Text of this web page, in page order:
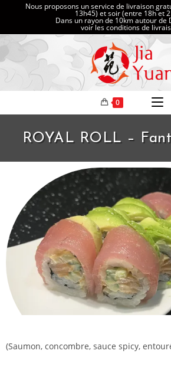
Nous proposons un service de livraison
13h45) et soir (entre 18h et
Dans un rayon de 10km autour de
voir les conditions de
0
ROYAL ROLL –
(Saumon, concombre, sauce spicy,